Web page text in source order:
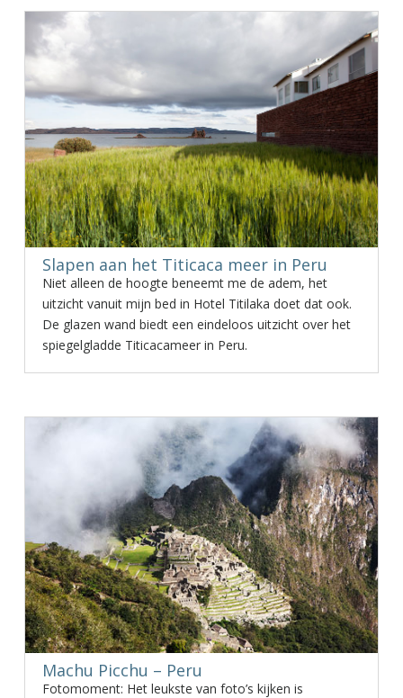
Slapen aan het Titicaca meer in Peru
Niet alleen de hoogte beneemt me de adem, het
uitzicht vanuit mijn bed in Hotel Titilaka doet dat ook.
De glazen wand biedt een eindeloos uitzicht over het
spiegelgladde Titicacameer in Peru.
Machu Picchu – Peru
Fotomoment: Het leukste van foto’s kijken is